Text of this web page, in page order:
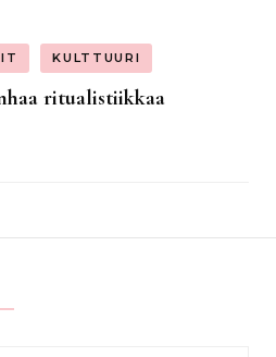
KULTTUURI
ritualistiikkaa